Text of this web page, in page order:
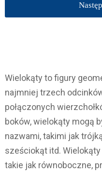
Wielokąty to figury
najmniej trzech
połączonych
boków, wielokąty mogą
nazwami, takimi jak
sześciokąt itd.
takie jak równoboczne,